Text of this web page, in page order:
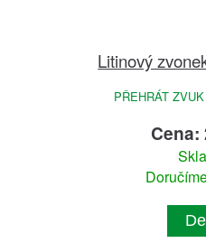
Litinový
PŘEHRÁT
Cena: